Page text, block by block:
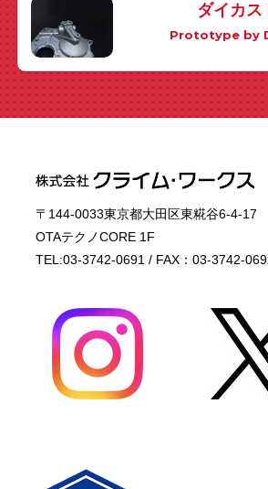
ダイカス
Prototype by
〒144-0033東京都大田区東糀谷6-4-17
OTAテクノCORE 1F
TEL:03-3742-0691 / FAX：03-3742-